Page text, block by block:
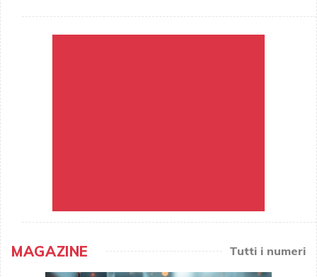
MAGAZINE Tutti i numeri